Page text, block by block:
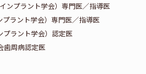
ンプラント学会）専門医／指導医
プラント学会）専門医／指導医
プラント学会）認定医
歯周病認定医